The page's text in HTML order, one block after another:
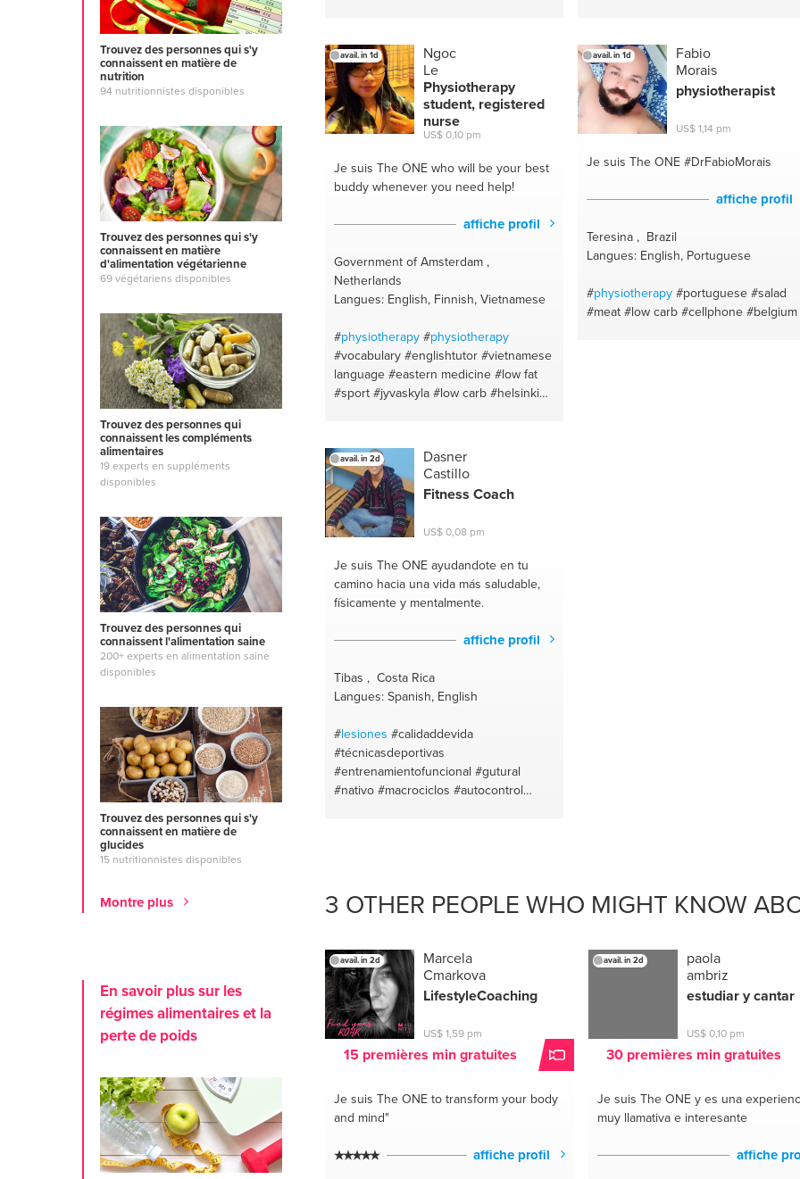
Trouvez des personnes qui s'y
connaissent en matière de
nutrition
94 nutritionnistes disponibles
Trouvez des personnes qui s'y
connaissent en matière
d'alimentation végétarienne
69 végétariens disponibles
Trouvez des personnes qui
connaissent les compléments
alimentaires
19 experts en suppléments
disponibles
Trouvez des personnes qui
connaissent l'alimentation saine
200+ experts en alimentation saine
disponibles
Trouvez des personnes qui s'y
connaissent en matière de
glucides
15 nutritionnistes disponibles
Montre plus
En savoir plus sur les
régimes alimentaires et la
perte de poids
#weightloss#personal training
rehabilitaion#run coach
#beach
remedies#outdoors fun or relaxation
avail. in 1d
Ngoc
Le
Physiotherapy
student, registered
nurse
US$ 0,10 pm
Je suis The ONEwho will be your best
buddy whenever you need help!
affiche profil
Government of Amsterdam ,
Netherlands
Langues: English, Finnish, Vietnamese
#physiotherapy#physiotherapy
#vocabulary#englishtutor#vietnamese
language#eastern medicine#low fat
#sport#jyvaskyla#low carb#helsinki
#saigon#stay fit
#low carb weight loss
#asian food
#massage #vegetarian
food#biology#cooking
#english
#student #english language
cooking#vietnamesetutor
#cycling#baking #diets
#amsterdam
avail. in 1d
Fabio
Morais
physiotherapist
US$ 1,14 pm
Je suis The ONE#DrFabioMorais
affiche profil
Teresina , Brazil
Langues: English, Portuguese
#physiotherapy#portuguese#salad
#meat#low carb#cellphone#belgium
avail. in 2d
Dasner
Castillo
Fitness Coach
US$ 0,08 pm
Je suis The ONEayudandote en tu
camino hacia una vida más saludable,
físicamente y mentalmente.
affiche profil
Tibas , Costa Rica
Langues: Spanish, English
#lesiones #calidaddevida
#técnicasdeportivas
#entrenamientofuncional #gutural
#nativo#macrociclos #autocontrol
#fitness
3 OTHER PEOPLE WHO MIGHT KNOW
avail. in 2d
Marcela
Cmarkova
LifestyleCoaching
US$ 1,59 pm
15 premières min gratuites
Je suis The ONEto transform your body
and mind"
affiche profil
avail. in 2d
paola
ambriz
estudiar y cantar
US$ 0,10 pm
30 premières min gratuites
Je suis The ONEy es una
muy llamativa e interesante
affiche